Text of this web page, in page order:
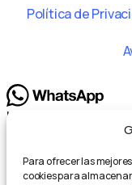
Para ofrecer las
cookies para
Política de
Hola, bienvenido a
¿Podemos